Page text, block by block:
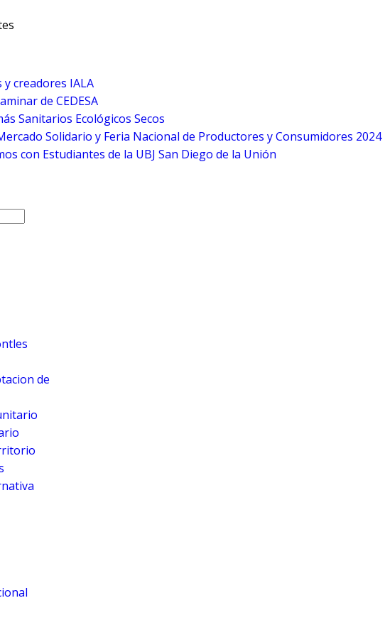
creadores IALA
de CEDESA
Sanitarios Ecológicos Secos
Solidario y Feria Nacional de Productores y Consumidores 2024
con Estudiantes de la UBJ San Diego de la Unión
de